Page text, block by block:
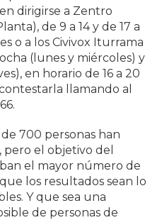
dirigirse a Zentro
de 9 a 14 y de 17 a
o a los Civivox Iturrama
(lunes y miércoles) y
en horario de 16 a 20
llamando al
700 personas han
el objetivo del
el mayor número de
los resultados sean lo
Y que sea una
de personas de